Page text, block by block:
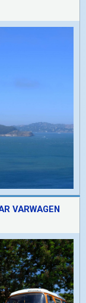
VARWAGEN